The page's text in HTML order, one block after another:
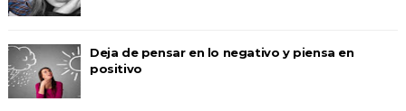
Deja de pensar en lo negativo y piensa en
positivo